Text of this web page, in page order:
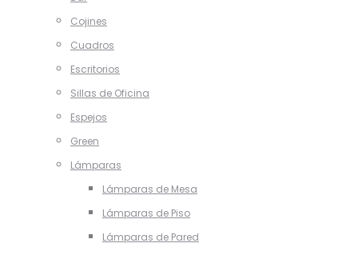
Cojines
Cuadros
Escritorios
Sillas de Oficina
Espejos
Green
Lámparas
Lámparas de Mesa
Lámparas de Piso
Lámparas de Pared